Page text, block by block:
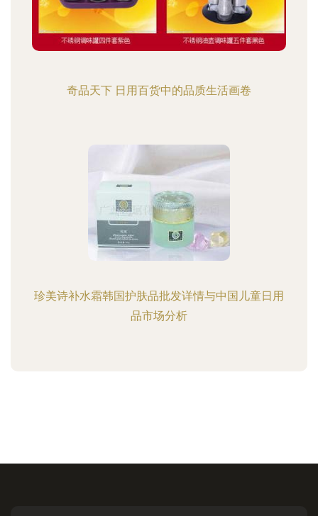
奇品天下 日用百货中的品质生活画卷
珍美诗补水霜韩国护肤品批发详情与中国儿童日用
品市场分析